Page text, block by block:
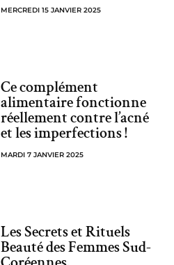
MERCREDI 15 JANVIER 2025
Ce complément
alimentaire fonctionne
réellement contre l’acné
et les imperfections !
MARDI 7 JANVIER 2025
Les Secrets et Rituels
Beauté des Femmes Sud-